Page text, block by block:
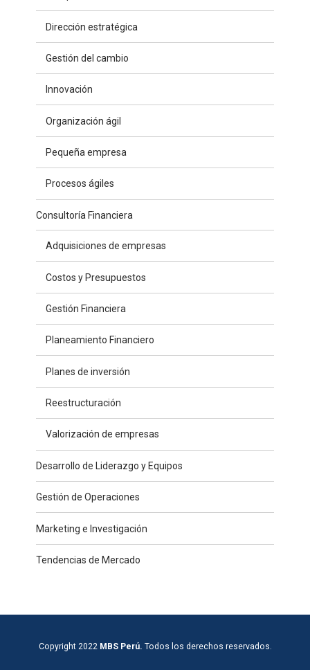
Dirección estratégica
Gestión del cambio
Innovación
Organización ágil
Pequeña empresa
Procesos ágiles
Consultoría Financiera
Adquisiciones de empresas
Costos y Presupuestos
Gestión Financiera
Planeamiento Financiero
Planes de inversión
Reestructuración
Valorización de empresas
Desarrollo de Liderazgo y Equipos
Gestión de Operaciones
Marketing e Investigación
Tendencias de Mercado
Copyright 2022 MBS Perú. Todos los derechos reservados.